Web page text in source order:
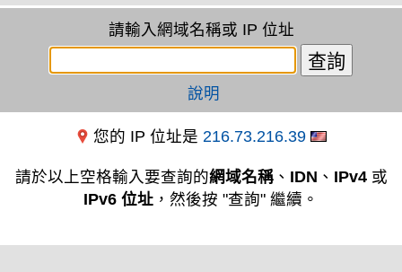
請輸入網域名稱或 IP 位址
說明
您的 IP 位址是 216.73.216.39
請於以上空格輸入要查詢的網域名稱、 IDN 、 IPv4或
IPv6 位址 ，然後按 "查詢" 繼續。